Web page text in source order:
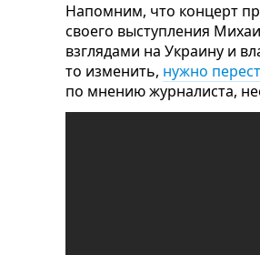
Напомним, что концерт
своего выступления
взглядами на Украину и
то изменить, нужно
по мнению журналиста,